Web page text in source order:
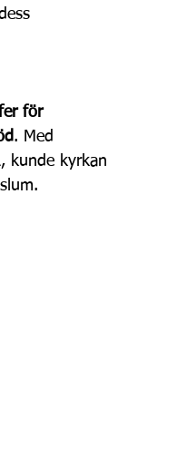
för
. Med
kunde kyrkan